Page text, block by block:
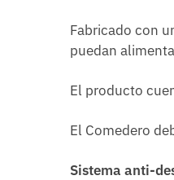
Fabricado con
puedan
El producto
El Comedero
Sistema anti-